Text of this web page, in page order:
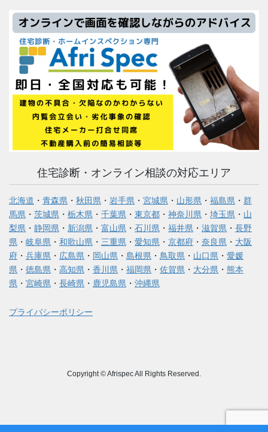
住宅診断・オンライン相談の対応エリア
北海道 ・ 青森県 ・ 秋田県 ・ 岩手県 ・ 宮城県 ・ 山形県 ・ 福島県 ・ 群
馬県 ・ 茨城県 ・ 栃木県 ・ 千葉県 ・ 東京都 ・ 神奈川県 ・ 埼玉県 ・ 山
梨県 ・ 静岡県 ・ 新潟県 ・ 富山県 ・ 石川県 ・ 福井県 ・ 滋賀県 ・ 長野
県 ・ 岐阜県 ・ 和歌山県 ・ 三重県 ・ 愛知県 ・ 京都府 ・ 奈良県 ・ 大阪
府 ・ 兵庫県 ・ 広島県 ・ 岡山県 ・ 島根県 ・ 鳥取県 ・ 山口県 ・ 愛媛
県 ・ 徳島県 ・ 高知県 ・ 香川県 ・ 福岡県 ・ 佐賀県 ・ 大分県 ・ 熊本
県 ・ 宮崎県 ・ 長崎県 ・ 鹿児島県 ・ 沖縄県
プライバシーポリシー
Copyright © Afrispec All Rights Reserved.